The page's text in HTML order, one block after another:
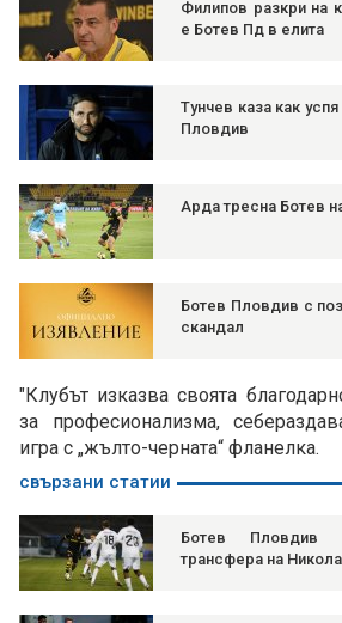
Филипов разкри на
е Ботев Пд в елита
Тунчев каза как
Пловдив
Арда тресна Ботев
Ботев Пловдив с
скандал
"Клубът изказва своята
за професионализма,
игра с „жълто-черната“ фланелка.
свързани статии
Ботев Пловдив
трансфера на